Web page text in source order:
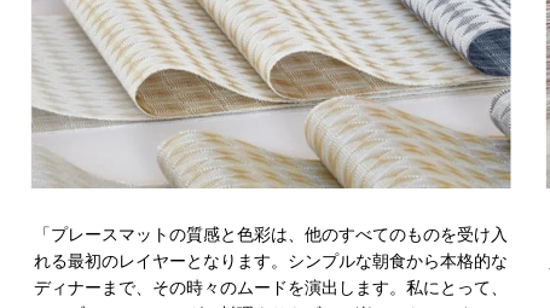
「プレースマットの質感と色彩は、他のすべてのものを受け入
れる最初のレイヤーとなります。シンプルな朝食から本格的な
ディナーまで、その時々のムードを演出します。私にとって、